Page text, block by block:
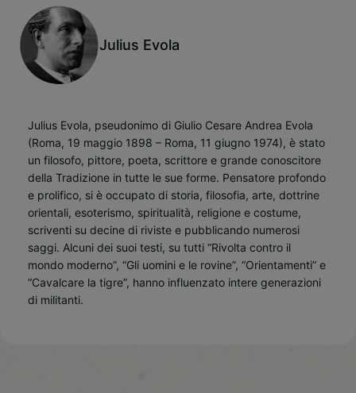
Julius Evola
Julius Evola, pseudonimo di Giulio Cesare Andrea Evola
(Roma, 19 maggio 1898 – Roma, 11 giugno 1974), è stato
un filosofo, pittore, poeta, scrittore e grande conoscitore
della Tradizione in tutte le sue forme. Pensatore profondo
e prolifico, si è occupato di storia, filosofia, arte, dottrine
orientali, esoterismo, spiritualità, religione e costume,
scriventi su decine di riviste e pubblicando numerosi
saggi. Alcuni dei suoi testi, su tutti “Rivolta contro il
mondo moderno”, “Gli uomini e le rovine”, “Orientamenti” e
“Cavalcare la tigre”, hanno influenzato intere generazioni
di militanti.